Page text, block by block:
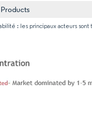
: les principaux acteurs sont